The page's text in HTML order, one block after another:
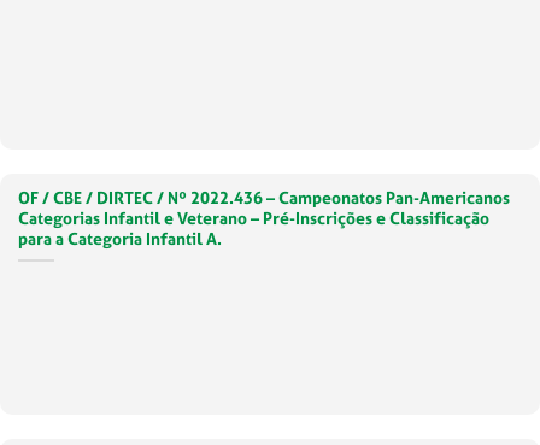
OF / CBE / DIRTEC / Nº 2022.436 – Campeonatos Pan-Americanos
Categorias Infantil e Veterano – Pré-Inscrições e Classificação
para a Categoria Infantil A.